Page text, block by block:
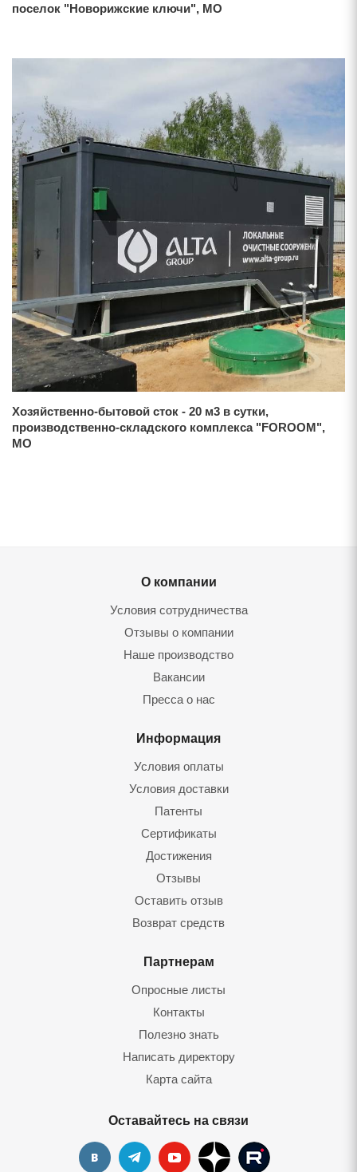
поселок "Новорижские ключи", МО
Хозяйственно-бытовой сток - 20 м3 в сутки,
производственно-складского комплекса "FOROOM",
МО
О компании
Условия сотрудничества
Отзывы о компании
Наше производство
Вакансии
Пресса о нас
Информация
Условия оплаты
Условия доставки
Патенты
Сертификаты
Достижения
Отзывы
Оставить отзыв
Возврат средств
Партнерам
Опросные листы
Контакты
Полезно знать
Написать директору
Карта сайта
Оставайтесь на связи